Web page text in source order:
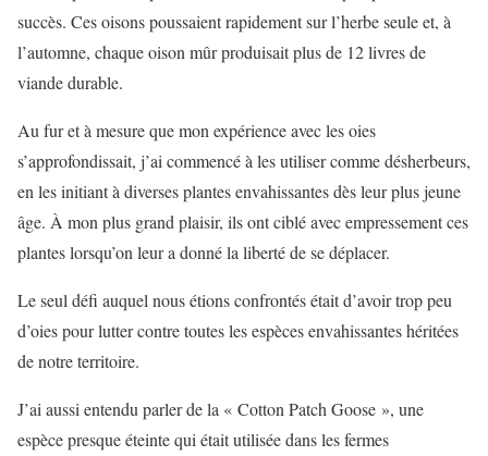
succès. Ces oisons poussaient rapidement sur l’herbe seule et, à
l’automne, chaque oison mûr produisait plus de 12 livres de
viande durable.
Au fur et à mesure que mon expérience avec les oies
s’approfondissait, j’ai commencé à les utiliser comme désherbeurs,
en les initiant à diverses plantes envahissantes dès leur plus jeune
âge. À mon plus grand plaisir, ils ont ciblé avec empressement ces
plantes lorsqu’on leur a donné la liberté de se déplacer.
Le seul défi auquel nous étions confrontés était d’avoir trop peu
d’oies pour lutter contre toutes les espèces envahissantes héritées
de notre territoire.
J’ai aussi entendu parler de la « Cotton Patch Goose », une
espèce presque éteinte qui était utilisée dans les fermes